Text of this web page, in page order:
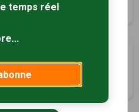
temps réel